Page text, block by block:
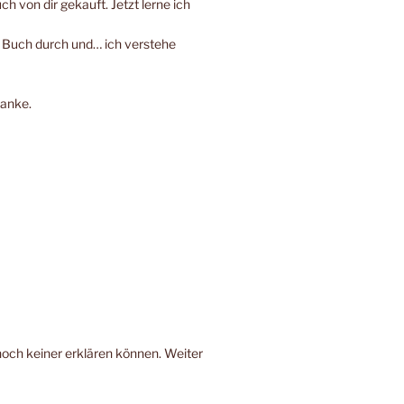
von dir gekauft. Jetzt lerne ich
durch und… ich verstehe
keiner erklären können. Weiter